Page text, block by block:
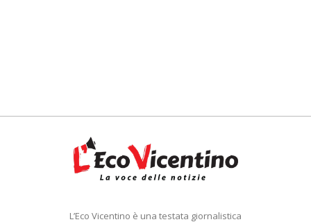
L’Eco Vicentino è una testata giornalistica